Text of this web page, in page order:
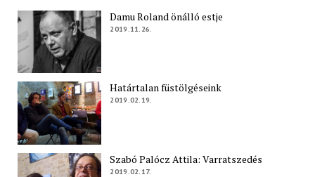
Damu Roland önálló estje
2019.11.26.
Határtalan füstölgéseink
2019.02.19.
Szabó Palócz Attila: Varratszedés
2019.02.17.